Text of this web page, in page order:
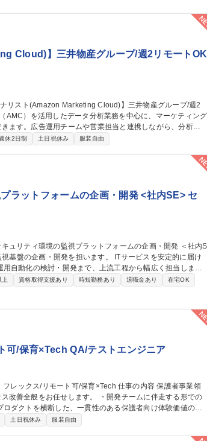
発、検証、運用 ◎プロジェクトパートナとの開発調整など
Cloud)】三井物産グループ/週2リモートOK
ます。広告運用チームや営業担当と連携しながら、分析だ
計・構築■クライアント支援：営業・広告運用担当との社内
Marketing Cloud)】三井物産グループ/週2リモートOK
休2日制 土日祝休み 服装自由
ラットフォームの企画・開発 <社内SE> セ
自動化の検討・開発まで、上流工程から幅広く担当しま
解決に向けた海外ベンダー等とのエンジニアリング。 超大
画・アーキテクト層へとスキルアップできる裁量の大きな
セキュリティ環境の監視プラットフォームの企画・開発 ＜社内SE＞
上 資格取得支援あり 時短勤務あり 退職金あり
在宅OK
可/保育×Tech QA/テストエンジニア
ます。 ・開発チームに伴走する形での
ダクトを横断した、一貫性のある保護者向け体験価値の品
ースできるか」に視点を置いた、開発プロセスの提案・改
土日祝休み 服装自由